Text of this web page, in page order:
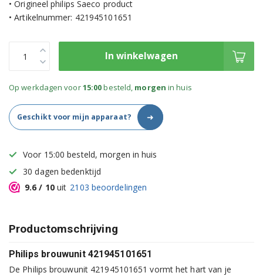
• Origineel philips Saeco product
• Artikelnummer: 421945101651
In winkelwagen
Op werkdagen voor15:00besteld, morgen in huis
Geschikt voor mijn apparaat? ➜
Voor 15:00 besteld, morgen in huis
30 dagen bedenktijd
9.6 / 10uit 2103 beoordelingen
Productomschrijving
Philips brouwunit 421945101651
De Philips brouwunit 421945101651 vormt het hart van je